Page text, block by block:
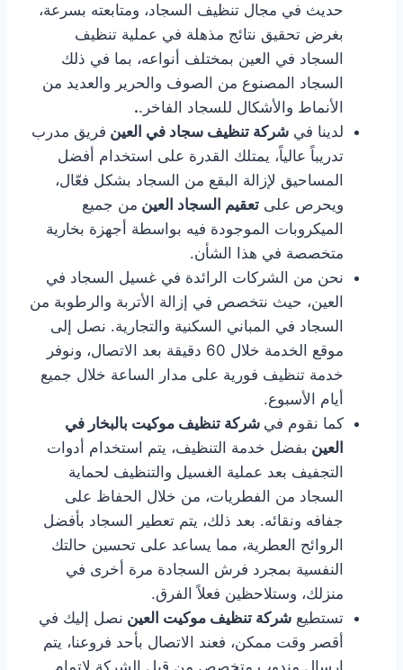
حديث في مجال تنظيف السجاد، ومتابعته بسرعة،
بغرض تحقيق نتائج مذهلة في عملية تنظيف
السجاد في العين بمختلف أنواعه، بما في ذلك
السجاد المصنوع من الصوف والحرير والعديد من
الأنماط والأشكال للسجاد الفاخر..
لدينا في شركة تنظيف سجاد في العين فريق مدرب
تدريباً عالياً، يمتلك القدرة على استخدام أفضل
المساحيق لإزالة البقع من السجاد بشكل فعّال،
ويحرص على تعقيم السجاد العين من جميع
الميكروبات الموجودة فيه بواسطة أجهزة بخارية
متخصصة في هذا الشأن.
نحن من الشركات الرائدة في غسيل السجاد في
العين، حيث نتخصص في إزالة الأتربة والرطوبة من
السجاد في المباني السكنية والتجارية. نصل إلى
موقع الخدمة خلال 60 دقيقة بعد الاتصال، ونوفر
خدمة تنظيف فورية على مدار الساعة خلال جميع
أيام الأسبوع.
كما نقوم في شركة تنظيف موكيت بالبخار في
العين بفضل خدمة التنظيف، يتم استخدام أدوات
التجفيف بعد عملية الغسيل والتنظيف لحماية
السجاد من الفطريات، من خلال الحفاظ على
جفافه ونقائه. بعد ذلك، يتم تعطير السجاد بأفضل
الروائح العطرية، مما يساعد على تحسين حالتك
النفسية بمجرد فرش السجادة مرة أخرى في
منزلك، وستلاحظين فعلاً الفرق.
تستطيع شركة تنظيف موكيت العين نصل إليك في
أقصر وقت ممكن، فعند الاتصال بأحد فروعنا، يتم